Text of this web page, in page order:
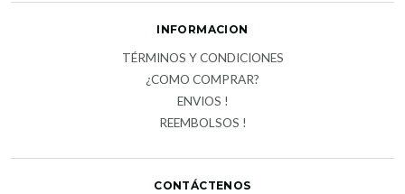
INFORMACION
TÉRMINOS Y CONDICIONES
¿COMO COMPRAR?
ENVIOS !
REEMBOLSOS !
CONTÁCTENOS